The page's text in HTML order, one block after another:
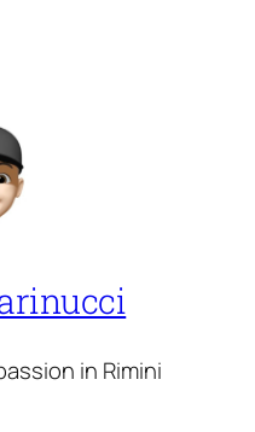
in Rimini